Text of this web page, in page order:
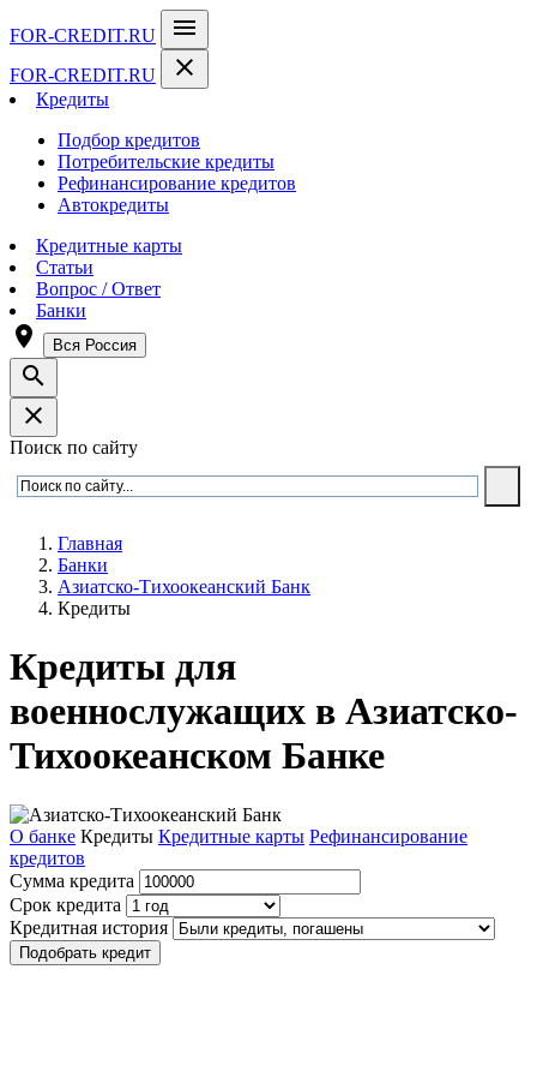
FOR-CREDIT.RU menu
FOR-CREDIT.RU close
Кредиты
Подбор кредитов
Потребительские кредиты
Рефинансирование кредитов
Автокредиты
Кредитные карты
Статьи
Вопрос / Ответ
Банки
room Вся Россия
search
close
Поиск по сайту
Главная
Банки
Азиатско-Тихоокеанский Банк
Кредиты
Кредиты для
военнослужащих в Азиатско-
Тихоокеанском Банке
О банке Кредиты Кредитные карты Рефинансирование
кредитов
Сумма кредита
Срок кредита
Кредитная история
Подобрать кредит